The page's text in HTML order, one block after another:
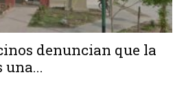
denuncian que la
una...